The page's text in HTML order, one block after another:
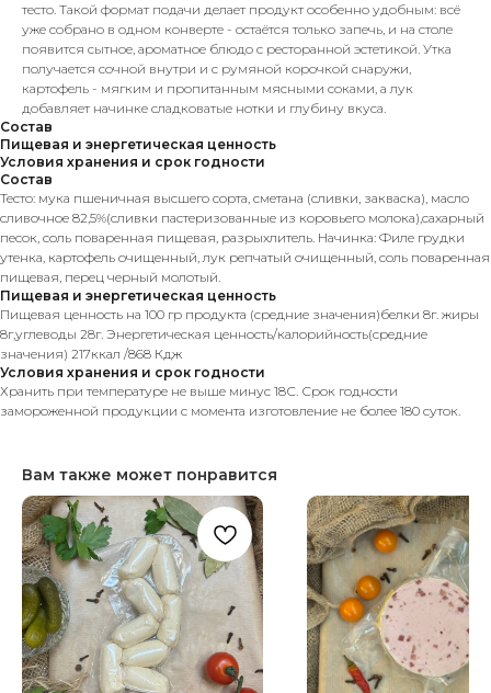
тесто. Такой формат подачи делает продукт особенно удобным: всё
уже собрано в одном конверте - остаётся только запечь, и на столе
появится сытное, ароматное блюдо с ресторанной эстетикой. Утка
получается сочной внутри и с румяной корочкой снаружи,
картофель - мягким и пропитанным мясными соками, а лук
добавляет начинке сладковатые нотки и глубину вкуса.
Состав
Пищевая и энергетическая ценность
Условия хранения и срок годности
Состав
Тесто: мука пшеничная высшего сорта, сметана (сливки, закваска), масло
сливочное 82,5%(сливки пастеризованные из коровьего молока),сахарный
песок, соль поваренная пищевая, разрыхлитель. Начинка: Филе грудки
утенка, картофель очищенный, лук репчатый очищенный, соль поваренная
пищевая, перец черный молотый.
Пищевая и энергетическая ценность
Пищевая ценность на 100 гр продукта (средние значения)белки 8г. жиры
8г,углеводы 28г. Энергетическая ценность/калорийность(средние
значения) 217ккал /868 Кдж
Условия хранения и срок годности
Хранить при температуре не выше минус 18С. Срок годности
замороженной продукции с момента изготовление не более 180 суток.
Вам также может понравится